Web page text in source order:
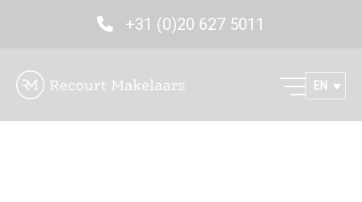
+31 (0)20 627 5011
EN